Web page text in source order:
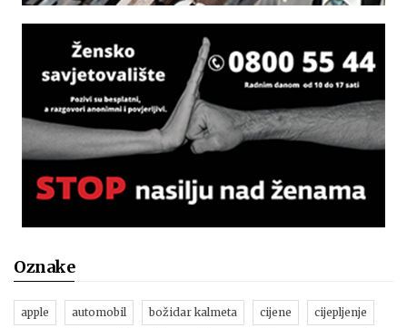
Oznake
apple automobil božidar kalmeta cijene cijepljenje